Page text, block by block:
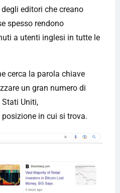
editori che creano
spesso rendono
a utenti inglesi in tutte le
cerca la parola chiave
un gran numero di
Uniti,
in cui si trova.